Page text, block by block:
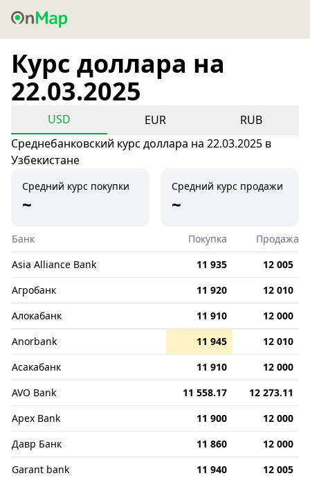
Курс доллара на
22.03.2025
USD EUR
RUB
Среднебанковский курс доллара на 22.03.2025 в
Узбекистане
Средний курс покупки
~
Средний курс продажи
~
Банк Покупка
Продажа
Asia Alliance Bank
11 935
12 005
Агробанк
11 920
12 010
Алокабанк
11 910
12 000
Anorbank
11 945
12 010
Асакабанк
11 910
12 000
AVO Bank
11 558.17
12 273.11
Apex Bank
11 900
12 000
Давр Банк
11 860
12 000
Garant bank
11 940
12 005